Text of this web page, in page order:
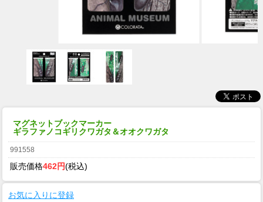
マグネットブックマーカー
ギラファノコギリクワガタ＆オオクワガタ
991558
販売価格462円(税込)
お気に入りに登録